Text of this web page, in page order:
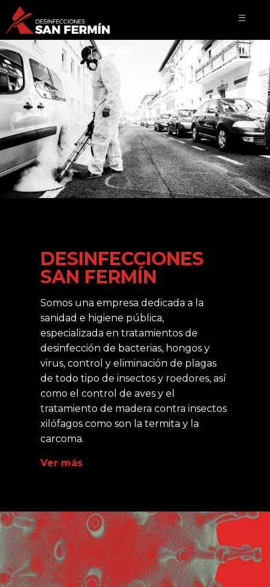
☰
DESINFECCIONES
SAN FERMÍN
Somos una empresa dedicada a la
sanidad e higiene pública,
especializada en tratamientos de
desinfección de bacterias, hongos y
virus, control y eliminación de plagas
de todo tipo de insectos y roedores, así
como el control de aves y el
tratamiento de madera contra insectos
xilófagos como son la termita y la
carcoma.
Ver más